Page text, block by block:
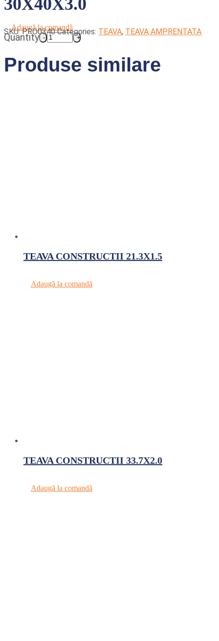
30X40X3.0
Adaugă la comandă
Quantity
SKU:PRO0340 Categories: TEAVA, TEAVA AMPRENTATA
Produse similare
TEAVA CONSTRUCTII 21.3X1.5
Adaugă la comandă
TEAVA CONSTRUCTII 33.7X2.0
Adaugă la comandă